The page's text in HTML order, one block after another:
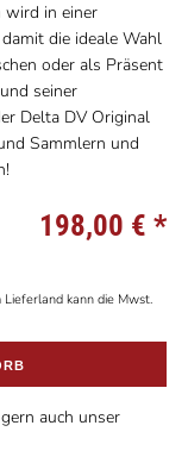
wird in einer
die ideale Wahl
oder als Präsent
seiner
Delta DV Original
Sammlern und
198,00 € *
kann die Mwst.
auch unser